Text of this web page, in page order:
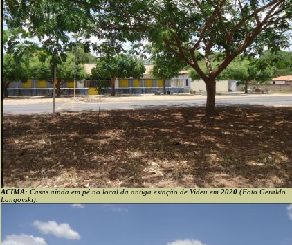
ACIMA: Casas ainda em pé no local da antiga estação de Videu em 2020 (Foto Geraldo
Langovski).